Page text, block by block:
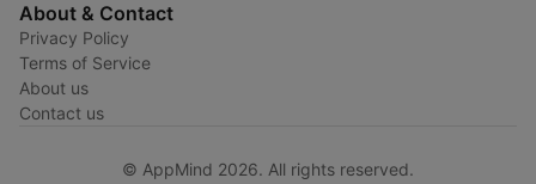
About & Contact
Privacy Policy
Terms of Service
About us
Contact us
© AppMind 2026. All rights reserved.